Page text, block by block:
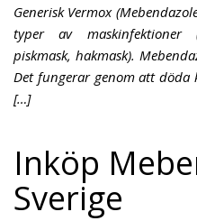
Generisk Vermox
typer av maskinfektioner
piskmask, hakmask).
Det fungerar genom att döda
[…]
Inköp
Sverige